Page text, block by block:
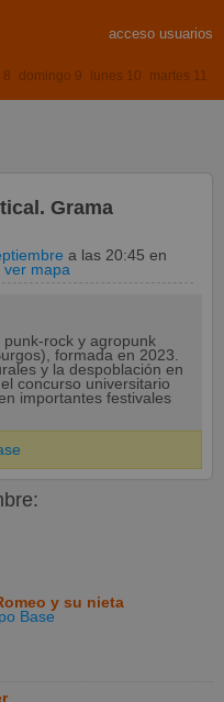
acceso usuarios
8 domingo 9 lunes 10 martes 11
Grama
a las 20:45en
ver mapa
rock y agropunk
formada en 2023.
y la despoblación en
concurso universitario
importantes festivales
y su nieta
Base